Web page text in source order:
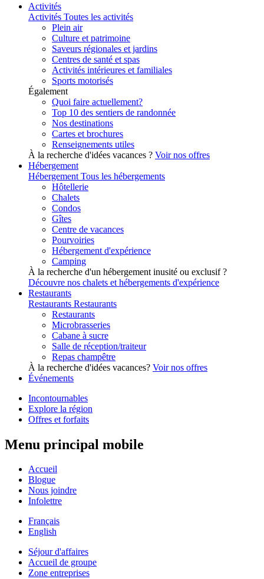
Activités
Activités Toutes les activités
Plein air
Culture et patrimoine
Saveurs régionales et jardins
Centres de santé et spas
Activités intérieures et familiales
Sports motorisés
Également
Quoi faire actuellement?
Top 10 des sentiers de randonnée
Nos destinations
Cartes et brochures
Renseignements utiles
À la recherche d'idées vacances ? Voir nos offres
Hébergement
Hébergement Tous les hébergements
Hôtellerie
Chalets
Condos
Gîtes
Centre de vacances
Pourvoiries
Hébergement d'expérience
Camping
À la recherche d'un hébergement inusité ou exclusif ?
Découvre nos chalets et hébergements d'expérience
Restaurants
Restaurants Restaurants
Restaurants
Microbrasseries
Cabane à sucre
Salle de réception/traiteur
Repas champêtre
À la recherche d'idées vacances? Voir nos offres
Événements
Incontournables
Explore la région
Offres et forfaits
Menu principal mobile
Accueil
Blogue
Nous joindre
Infolettre
Français
English
Séjour d'affaires
Accueil de groupe
Zone entreprises